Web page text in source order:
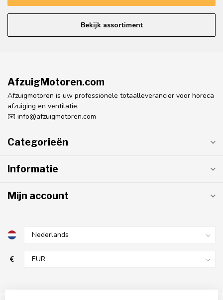
Bekijk assortiment
AfzuigMotoren.com
Afzuigmotoren is uw professionele totaalleverancier voor horeca
afzuiging en ventilatie.
✉️ info@afzuigmotoren.com
Categorieën
Informatie
Mijn account
€